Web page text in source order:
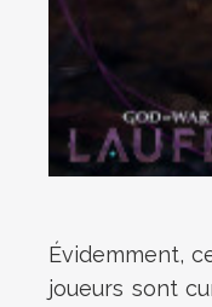
Évidemment,
joueurs sont